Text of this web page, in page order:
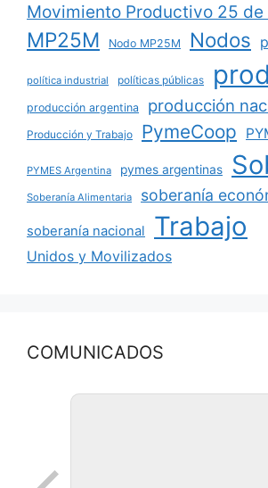
Movimiento Productivo 25 de
MP25M Nodo MP25M Nodos
política industrial políticas públicas
producción argentina producción
Producción y Trabajo PymeCoop
PYMES Argentina pymes argentinas
Soberanía Alimentaria soberanía
soberanía nacional Trabajo
Unidos y Movilizados
COMUNICADOS